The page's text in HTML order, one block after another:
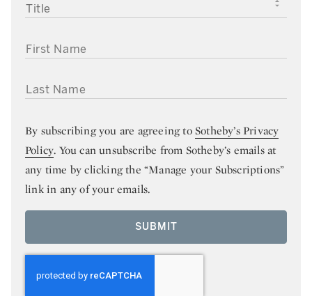
TITLE
FIRST NAME
LAST NAME
By subscribing you are agreeing toSotheby’s Privacy
Policy. You can unsubscribe from Sotheby’s emails at
any time by clicking the “Manage your Subscriptions”
link in any of your emails.
SUBMIT